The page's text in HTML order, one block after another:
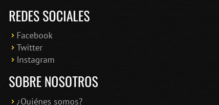
REDES SOCIALES
Facebook
Twitter
Instagram
SOBRE NOSOTROS
¿Quiénes somos?